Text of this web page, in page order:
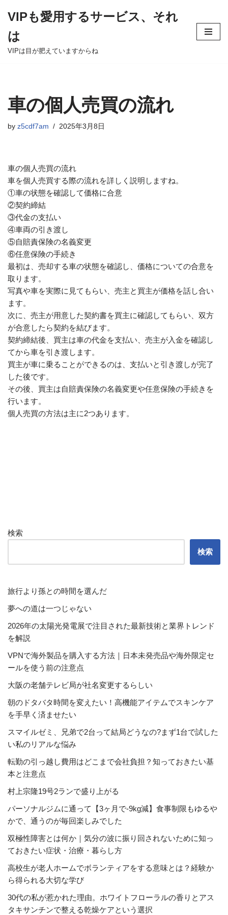
to
content
VIPも愛用するサービス、それ
は
VIPは目が肥えていますからね
車の個人売買の流れ
by z5cdf7am 2025年3月8日
車の個人売買の流れ
車を個人売買する際の流れを詳しく説明しますね。
①車の状態を確認して価格に合意
②契約締結
③代金の支払い
④車両の引き渡し
⑤自賠責保険の名義変更
⑥任意保険の手続き
最初は、売却する車の状態を確認し、価格についての合意を
取ります。
写真や車を実際に見てもらい、売主と買主が価格を話し合い
ます。
次に、売主が用意した契約書を買主に確認してもらい、双方
が合意したら契約を結びます。
契約締結後、買主は車の代金を支払い、売主が入金を確認し
てから車を引き渡します。
買主が車に乗ることができるのは、支払いと引き渡しが完了
した後です。
その後、買主は自賠責保険の名義変更や任意保険の手続きを
行います。
個人売買の方法は主に2つあります。
検索
検索
旅行より孫との時間を選んだ
夢への道は一つじゃない
2026年の太陽光発電展で注目された最新技術と業界トレンド
を解説
VPNで海外製品を購入する方法｜日本未発売品や海外限定セ
ールを使う前の注意点
大阪の老舗テレビ局が社名変更するらしい
朝のドタバタ時間を変えたい！高機能アイテムでスキンケア
を手早く済ませたい
スマイルゼミ、兄弟で2台って結局どうなの?まず1台で試した
い私のリアルな悩み
転勤の引っ越し費用はどこまで会社負担？知っておきたい基
本と注意点
村上宗隆19号2ランで盛り上がる
パーソナルジムに通って【3ヶ月で-9kg減】食事制限もゆるや
かで、通うのが毎回楽しみでした
双極性障害とは何か｜気分の波に振り回されないために知っ
ておきたい症状・治療・暮らし方
高校生が老人ホームでボランティアをする意味とは？経験か
ら得られる大切な学び
30代の私が惹かれた理由。ホワイトフローラルの香りとアス
タキサンチンで整える乾燥ケアという選択